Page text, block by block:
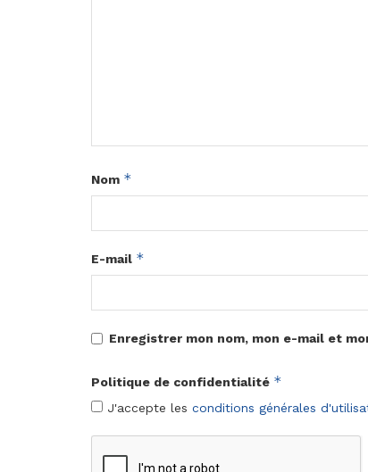
Nom *
E-mail *
Enregistrer mon nom, mon e-mail et
Politique de confidentialité *
J'accepte les conditions générales